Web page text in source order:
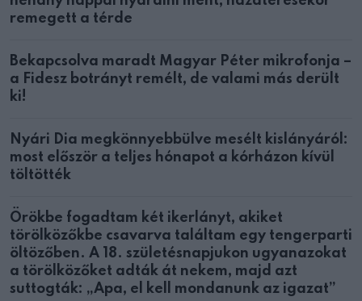
remegett a térde
Bekapcsolva maradt Magyar Péter mikrofonja –
a Fidesz botrányt remélt, de valami más derült
ki!
Nyári Dia megkönnyebbülve mesélt kislányáról:
most először a teljes hónapot a kórházon kívül
töltötték
Örökbe fogadtam két ikerlányt, akiket
törölközőkbe csavarva találtam egy tengerparti
öltözőben. A 18. születésnapjukon ugyanazokat
a törölközőket adták át nekem, majd azt
suttogták: „Apa, el kell mondanunk az igazat”